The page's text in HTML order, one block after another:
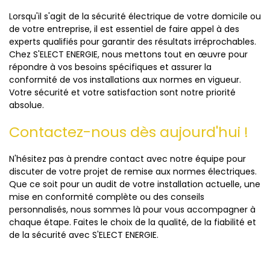
Lorsqu'il s'agit de la sécurité électrique de votre domicile ou
de votre entreprise, il est essentiel de faire appel à des
experts qualifiés pour garantir des résultats irréprochables.
Chez S'ELECT ENERGIE, nous mettons tout en œuvre pour
répondre à vos besoins spécifiques et assurer la
conformité de vos installations aux normes en vigueur.
Votre sécurité et votre satisfaction sont notre priorité
absolue.
Contactez-nous dès aujourd'hui !
N'hésitez pas à prendre contact avec notre équipe pour
discuter de votre projet de remise aux normes électriques.
Que ce soit pour un audit de votre installation actuelle, une
mise en conformité complète ou des conseils
personnalisés, nous sommes là pour vous accompagner à
chaque étape. Faites le choix de la qualité, de la fiabilité et
de la sécurité avec S'ELECT ENERGIE.